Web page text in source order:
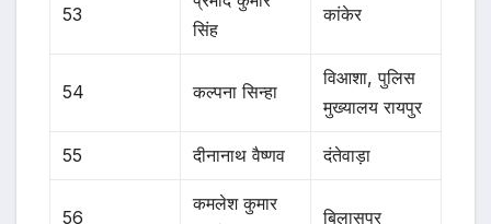
53
सिंह
कांकेर
54 कल्पना सिन्हा
विआशा, पुलिस
मुख्यालय रायपुर
55 दीनानाथ वैष्णव दंतेवाड़ा
56
कमलेश कुमार
बिलासपुर